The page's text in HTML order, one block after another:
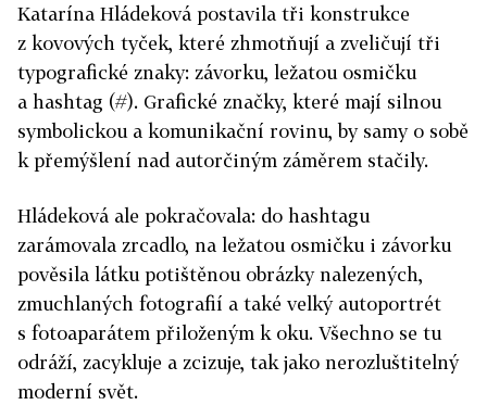
Katarína Hládeková postavila tři konstrukce
z kovových tyček, které zhmotňují a zveličují tři
typografické znaky: závorku, ležatou osmičku
a hashtag (#). Grafické značky, které mají silnou
symbolickou a komunikační rovinu, by samy o sobě
k přemýšlení nad autorčiným záměrem stačily.
Hládeková ale pokračovala: do hashtagu
zarámovala zrcadlo, na ležatou osmičku i závorku
pověsila látku potištěnou obrázky nalezených,
zmuchlaných fotografií a také velký autoportrét
s fotoaparátem přiloženým k oku. Všechno se tu
odráží, zacykluje a zcizuje, tak jako nerozluštitelný
moderní svět.